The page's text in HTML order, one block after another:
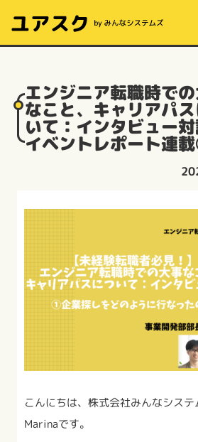
エンジニア転職時で
なこと、キャリアパ
いて：インタビュー対
イベントレポート連
こんにちは、株式会社みんなシステ
Marinaです。